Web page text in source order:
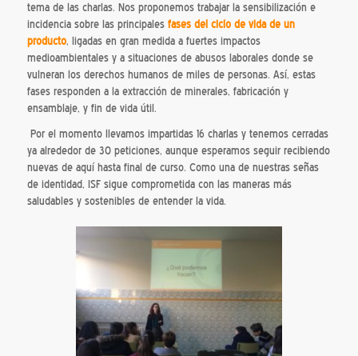
tema de las charlas. Nos proponemos trabajar la sensibilización e
incidencia sobre las principales fases del ciclo de vida de un
producto, ligadas en gran medida a fuertes impactos
medioambientales y a situaciones de abusos laborales donde se
vulneran los derechos humanos de miles de personas. Así, estas
fases responden a la extracción de minerales, fabricación y
ensamblaje, y fin de vida útil.
Por el momento llevamos impartidas 16 charlas y tenemos cerradas
ya alrededor de 30 peticiones, aunque esperamos seguir recibiendo
nuevas de aquí hasta final de curso. Como una de nuestras señas
de identidad, ISF sigue comprometida con las maneras más
saludables y sostenibles de entender la vida.